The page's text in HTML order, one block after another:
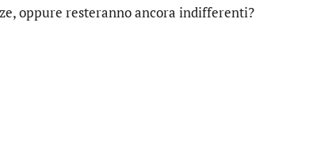
oppure resteranno ancora indifferenti?